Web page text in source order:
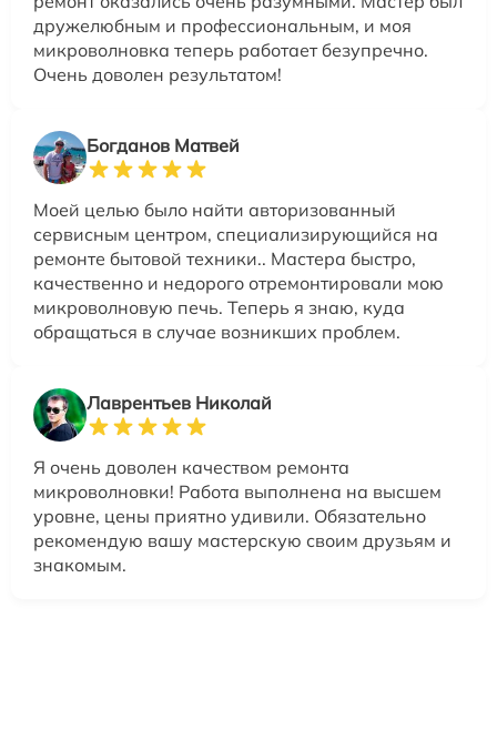
дружелюбным и профессиональным, и моя
микроволновка теперь работает безупречно.
Очень доволен результатом!
Богданов Матвей
Моей целью было найти авторизованный
сервисным центром, специализирующийся на
ремонте бытовой техники.. Мастера быстро,
качественно и недорого отремонтировали мою
микроволновую печь. Теперь я знаю, куда
обращаться в случае возникших проблем.
Лаврентьев Николай
Я очень доволен качеством ремонта
микроволновки! Работа выполнена на высшем
уровне, цены приятно удивили. Обязательно
рекомендую вашу мастерскую своим друзьям и
знакомым.